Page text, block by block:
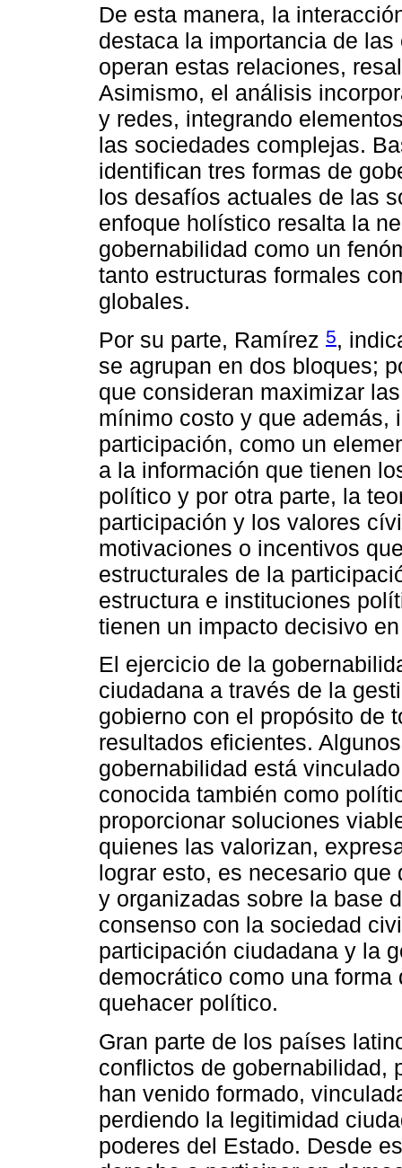
De esta manera, la
destaca la importancia de
operan estas relaciones,
Asimismo, el análisis
y redes, integrando
las sociedades complejas.
identifican tres formas de
los desafíos actuales de las
enfoque holístico resalta la
gobernabilidad como un
tanto estructuras formales
globales.
Por su parte, Ramírez 5,
se agrupan en dos bloques;
que consideran maximizar
mínimo costo y que
participación, como un
a la información que tienen
político y por otra parte, la
participación y los valores
motivaciones o incentivos
estructurales de la
estructura e instituciones
tienen un impacto decisivo
El ejercicio de la
ciudadana a través de la
gobierno con el propósito de
resultados eficientes.
gobernabilidad está
conocida también como
proporcionar soluciones
quienes las valorizan,
lograr esto, es necesario
y organizadas sobre la base
consenso con la sociedad
participación ciudadana y la
democrático como una
quehacer político.
Gran parte de los países
conflictos de gobernabilidad,
han venido formado,
perdiendo la legitimidad
poderes del Estado. Desde